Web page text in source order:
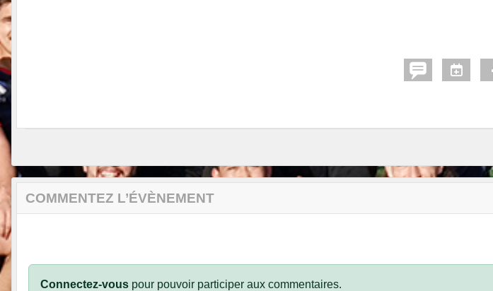
COMMENTEZ L’ÉVÈNEMENT
Connectez-vous pour pouvoir participer aux commentaires.